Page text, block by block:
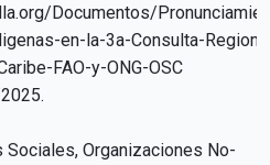
Documentos/
en-la-3a-Consulta-
FAO-y-ONG-OSC
Organizaciones No-